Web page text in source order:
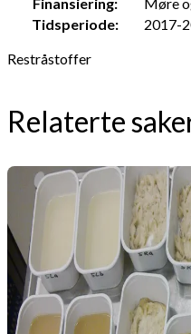
Tidsperiode:
2017-
Restråstoffer
Relaterte